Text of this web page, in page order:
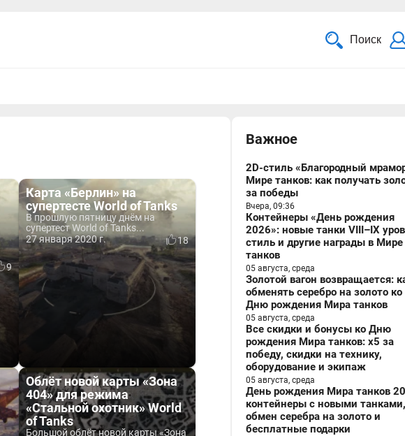
Поиск
9
Карта «Берлин» на
супертесте World of Tanks
В прошлую пятницу днём на
супертест World of Tanks...
27 января 2020 г.
18
Облёт новой карты «Зона
404» для режима
«Стальной охотник» World
of Tanks
Большой облёт новой карты «Зона
Важное
2D-стиль «Благородный
Мире танков: как получать
за победы
Вчера, 09:36
Контейнеры «День рождения
2026»: новые танки VIII–IX
стиль и другие награды в Мире
танков
05 августа, среда
Золотой вагон возвращается:
обменять серебро на золото ко
Дню рождения Мира танков
05 августа, среда
Все скидки и бонусы ко Дню
рождения Мира танков: x5 за
победу, скидки на технику,
оборудование и экипаж
05 августа, среда
День рождения Мира танков
контейнеры с новыми танками,
обмен серебра на золото и
бесплатные подарки